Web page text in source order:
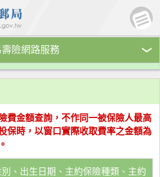
壽險網路服務
費金額查詢，不作同一被保險人最高
保時，以窗口實際收取費率之金額為
、出生日期、主約保險種類、主約